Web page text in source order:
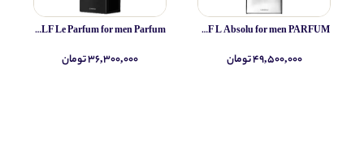
Yves Saint Laurent MYSLF L Absolu for men PARFUM
۴۹,۵۰۰,۰۰۰ تومان
Yves Saint Laurent MYSLF Le Parfum for men Parfum
۳۶,۳۰۰,۰۰۰ تومان